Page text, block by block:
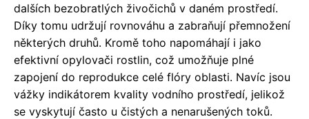
dalších bezobratlých živočichů v daném prostředí.
Díky tomu udržují rovnováhu a zabraňují přemnožení
některých druhů. Kromě toho napomáhají i jako
efektivní opylovači rostlin, což umožňuje plné
zapojení do reprodukce celé flóry oblasti. Navíc jsou
vážky indikátorem kvality vodního prostředí, jelikož
se vyskytují často u čistých a nenarušených toků.